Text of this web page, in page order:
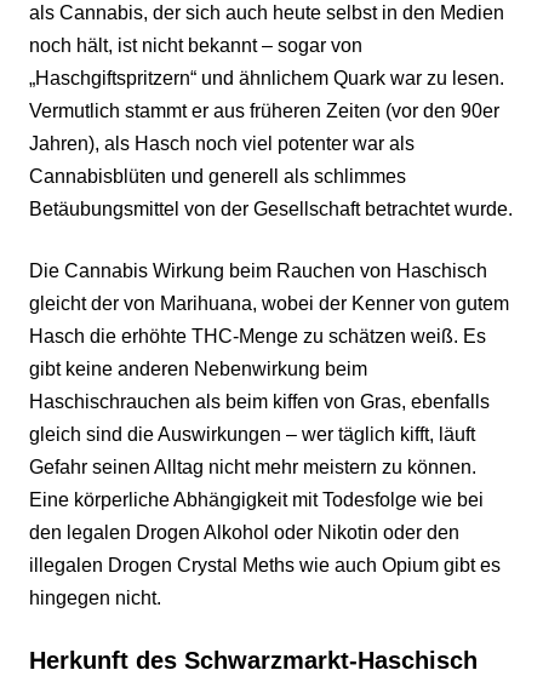
als Cannabis, der sich auch heute selbst in den Medien
noch hält, ist nicht bekannt – sogar von
„Haschgiftspritzern“ und ähnlichem Quark war zu lesen.
Vermutlich stammt er aus früheren Zeiten (vor den 90er
Jahren), als Hasch noch viel potenter war als
Cannabisblüten und generell als schlimmes
Betäubungsmittel von der Gesellschaft betrachtet wurde.
Die Cannabis Wirkung beim Rauchen von Haschisch
gleicht der von Marihuana, wobei der Kenner von gutem
Hasch die erhöhte THC-Menge zu schätzen weiß. Es
gibt keine anderen Nebenwirkung beim
Haschischrauchen als beim kiffen von Gras, ebenfalls
gleich sind die Auswirkungen – wer täglich kifft, läuft
Gefahr seinen Alltag nicht mehr meistern zu können.
Eine körperliche Abhängigkeit mit Todesfolge wie bei
den legalen Drogen Alkohol oder Nikotin oder den
illegalen Drogen Crystal Meths wie auch Opium gibt es
hingegen nicht.
Herkunft des Schwarzmarkt-Haschisch